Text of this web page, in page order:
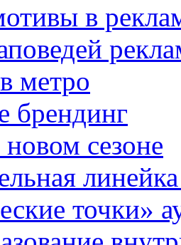
в
метро
брендинг
сезоне
точки»